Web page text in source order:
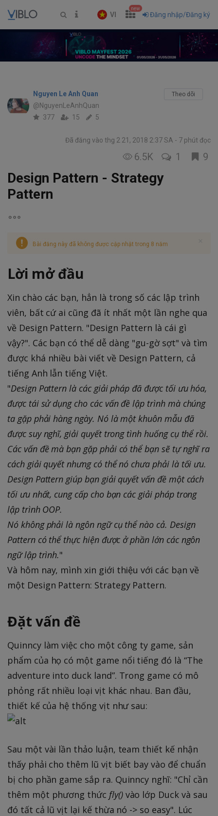
VI
new
Đăng nhập/Đăng ký
Nguyen Le Anh Quan
@NguyenLeAnhQuan
Theo dõi
377 15 5
Đã đăng vào thg 2 21, 2018 2:37 SA 7 phút đọc
6.5K 1 9
Design Pattern - Strategy
Pattern
Bài đăng này đã không được cập nhật trong 8 năm
Lời mở đầu
Xin chào các bạn, hẳn là trong số các lập trình
viên, bất cứ ai cũng đã ít nhất một lần nghe qua
về Design Pattern. "Design Pattern là cái gì
vậy?". Các bạn có thể dễ dàng "gu-gờ sợt" và tìm
được khá nhiều bài viết về Design Pattern, cả
tiếng Anh lẫn tiếng Việt.
"Design Pattern là các giải pháp đã được tối ưu hóa,
được tái sử dụng cho các vấn đề lập trình mà chúng
ta gặp phải hàng ngày. Nó là một khuôn mẫu đã
được suy nghĩ, giải quyết trong tình huống cụ thể rồi.
Các vấn đề mà bạn gặp phải có thể bạn sẽ tự nghĩ ra
cách giải quyết nhưng có thể nó chưa phải là tối ưu.
Design Pattern giúp bạn giải quyết vấn đề một cách
tối ưu nhất, cung cấp cho bạn các giải pháp trong
lập trình OOP.
Nó không phải là ngôn ngữ cụ thể nào cả. Design
Pattern có thể thực hiện được ở phần lớn các ngôn
ngữ lập trình."
Và hôm nay, mình xin giới thiệu với các bạn về
một Design Pattern: Strategy Pattern.
Đặt vấn đề
Quinncy làm việc cho một công ty game, sản
phẩm của họ có một game nổi tiếng đó là “The
adventure into duck land”. Trong game có mô
phỏng rất nhiều loại vịt khác nhau. Ban đầu,
thiết kế của hệ thống vịt như sau:
Sau một vài lần thảo luận, team thiết kế nhận
thấy phải cho thêm lũ vịt biết bay vào để chuẩn
bị cho phần game sắp ra. Quinncy nghĩ: "Chỉ cần
thêm một phương thức fly()vào lớp Duck và sau
đó tất cả lũ vịt lại kế thừa nó -> so easy". Lúc